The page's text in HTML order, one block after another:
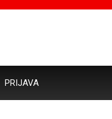
PRIJAVA